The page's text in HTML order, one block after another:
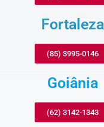
Fortaleza
(85) 3995-0146
Goiânia
(62) 3142-1343